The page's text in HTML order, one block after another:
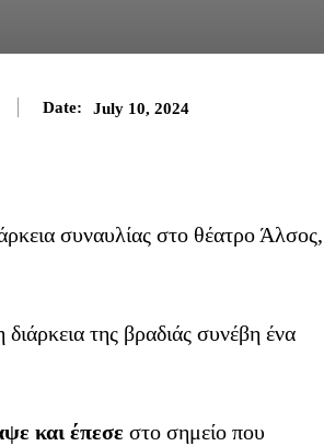
Date: July 10, 2024
συναυλίας στο θέατρο Άλσος,
της βραδιάς συνέβη ένα
και έπεσε στο σημείο που